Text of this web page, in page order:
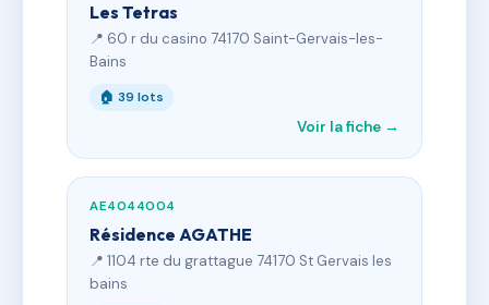
Les Tetras
📍 60 r du casino 74170 Saint-Gervais-les-
Bains
🏠 39 lots
Voir la fiche →
AE4044004
Résidence AGATHE
📍 1104 rte du grattague 74170 St Gervais les
bains